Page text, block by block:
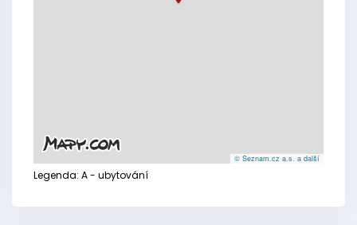
© Seznam.cz a.s. a další
Legenda: A - ubytování